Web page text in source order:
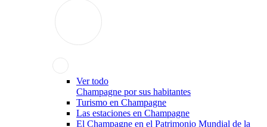
Ver todo
Champagne por sus habitantes
Turismo en Champagne
Las estaciones en Champagne
El Champagne en el Patrimonio Mundial de la